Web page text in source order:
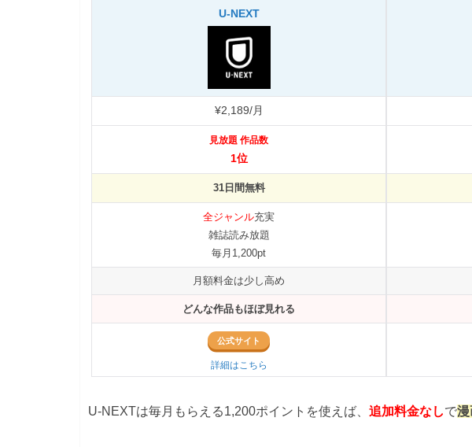
U-NEXT
¥2,189/月
見放題 作品数
1位
31日間無料
全ジャンル充実
雑誌読み放題
毎月1,200pt
月額料金は少し高め
どんな作品もほぼ見れる
公式サイト
詳細はこちら
U-NEXTは毎月もらえる1,200ポイントを使えば、 追加料金なしで漫